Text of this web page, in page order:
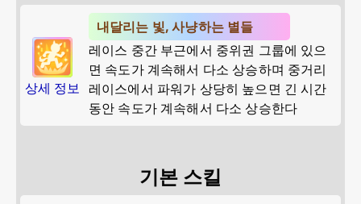
상세 정보
내달리는 빛, 사냥하는 별들
레이스 중간 부근에서 중위권 그룹에 있으
면 속도가 계속해서 다소 상승하며 중거리
레이스에서 파워가 상당히 높으면 긴 시간
동안 속도가 계속해서 다소 상승한다
기본 스킬